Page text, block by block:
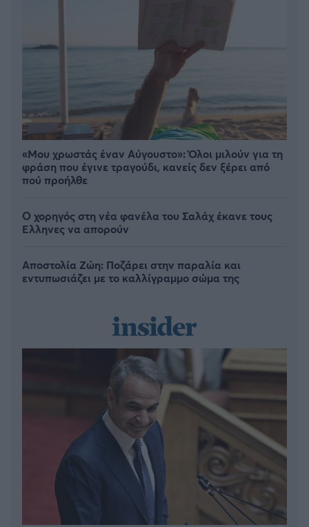
«Μου χρωστάς έναν Αύγουστο»: Όλοι μιλούν για τη
φράση που έγινε τραγούδι, κανείς δεν ξέρει από
πού προήλθε
Ο χορηγός στη νέα φανέλα του Σαλάχ έκανε τους
Έλληνες να απορούν
Αποστολία Ζώη: Ποζάρει στην παραλία και
εντυπωσιάζει με το καλλίγραμμο σώμα της